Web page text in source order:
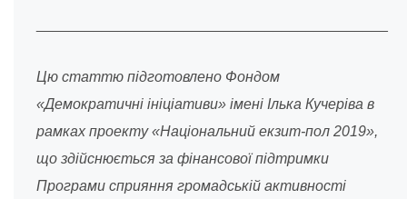
Цю статтю підготовлено Фондом
«Демократичні ініціативи» імені Ілька Кучеріва в
рамках проекту «Національний екзит-пол 2019»,
що здійснюється за фінансової підтримки
Програми сприяння громадській активності